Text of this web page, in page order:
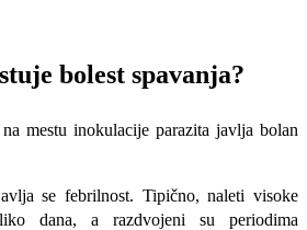
bolest spavanja?
mestu inokulacije parazita javlja bolan
se febrilnost. Tipično, naleti visoke
dana, a razdvojeni su periodima